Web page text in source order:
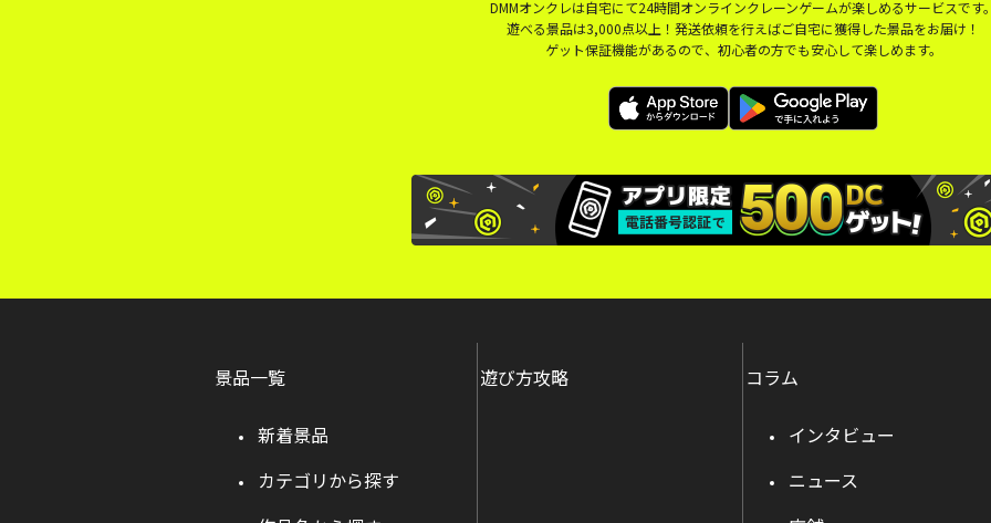
DMMオンクレは自宅にて24時間オンラインクレーンゲームが楽しめるサービスです
遊べる景品は3,000点以上！発送依頼を行えばご自宅に獲得した景品をお届け！
ゲット保証機能があるので、初心者の方でも安心して楽しめます。
景品一覧
新着景品
カテゴリから探す
遊び方攻略 コラム
インタビュー
ニュース